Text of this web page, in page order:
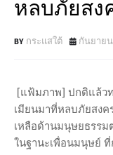
หลบภัยสง
กระแสใต้ กันยายน
[แฟ้มภาพ] ปกติแล้ว
เมียนมาที่หลบภัยสง
เหลือด้านมนุษยธรรม
ในฐานะเพื่อนมนุษย์ ที่